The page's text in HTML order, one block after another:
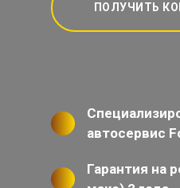
ПОЛУЧИТЬ
автосервис
Гарантия на